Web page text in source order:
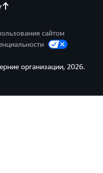
сайтом
организации, 2026.